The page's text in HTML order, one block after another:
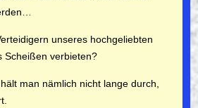
unseres hochgeliebten
Scheißen verbieten?
man nämlich nicht lange durch,